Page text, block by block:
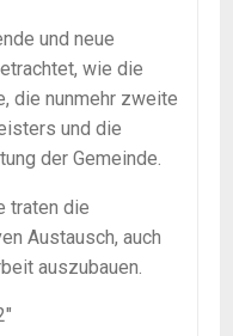
und neue
wie die
die nunmehr zweite
und die
der Gemeinde.
traten die
Austausch, auch
auszubauen.